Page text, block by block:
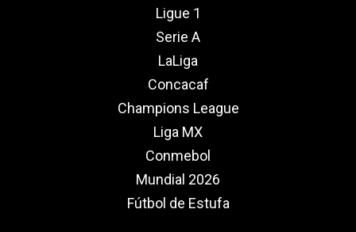
Ligue 1
Serie A
LaLiga
Concacaf
Champions League
Liga MX
Conmebol
Mundial 2026
Fútbol de Estufa